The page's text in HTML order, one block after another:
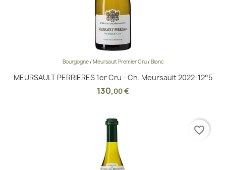
Bourgogne/Meursault Premier Cru/Blanc
MEURSAULT PERRIERES 1er Cru - Ch. Meursault 2022-12°5
130,00 €
favorite_border